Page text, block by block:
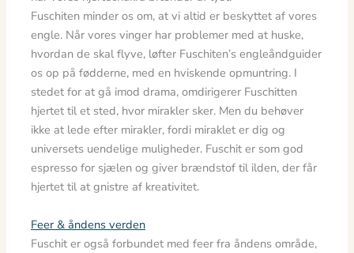
Fuschiten minder os om, at vi altid er beskyttet af vores
engle. Når vores vinger har problemer med at huske,
hvordan de skal flyve, løfter Fuschiten’s engleåndguider
os op på fødderne, med en hviskende opmuntring. I
stedet for at gå imod drama, omdirigerer Fuschitten
hjertet til et sted, hvor mirakler sker. Men du behøver
ikke at lede efter mirakler, fordi miraklet er dig og
universets uendelige muligheder. Fuschit er som god
espresso for sjælen og giver brændstof til ilden, der får
hjertet til at gnistre af kreativitet.
Feer & åndens verden
​​Fuschit er også forbundet med feer fra åndens område,